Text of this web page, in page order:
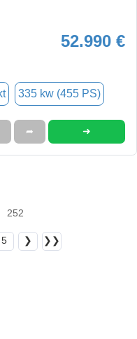
52.990 €
335 kw (455 PS)
➦ ➜
5 ❯ ❯❯